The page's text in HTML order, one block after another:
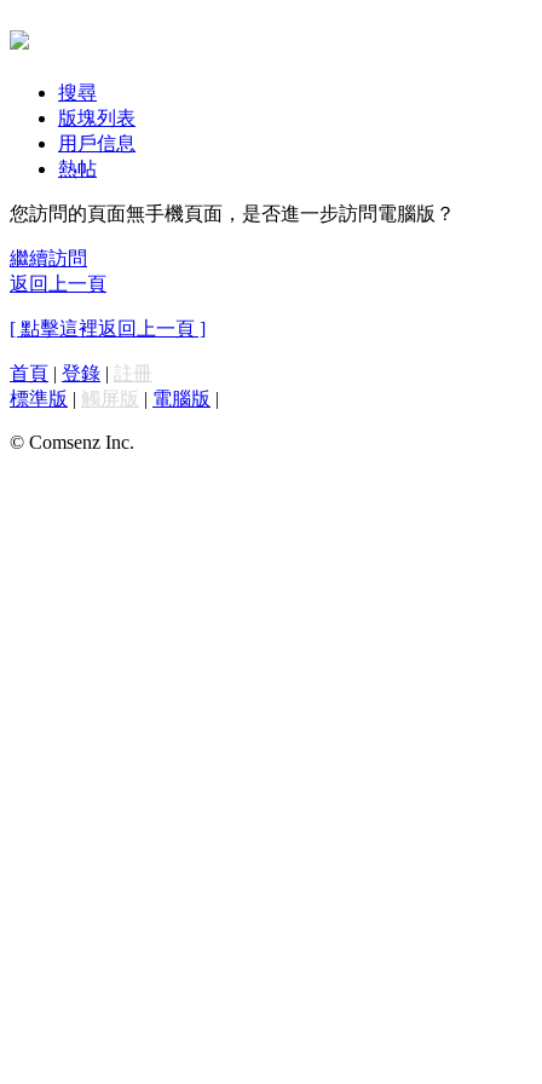
搜尋
版塊列表
用戶信息
熱帖
您訪問的頁面無手機頁面，是否進一步訪問電腦版？
繼續訪問
返回上一頁
[ 點擊這裡返回上一頁 ]
首頁 | 登錄 | 註冊
標準版 | 觸屏版 | 電腦版 |
© Comsenz Inc.